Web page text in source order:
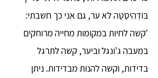
בּוֹדְהִיסַטַּה לא ער, גם אני כך חשבתי:
'קשה לחיות במקומות מחייה מרוחקים
במעבה ג'ונגל וביער, קשה לתרגל
בדידות, וקשה להנות מבדידות. ניתן